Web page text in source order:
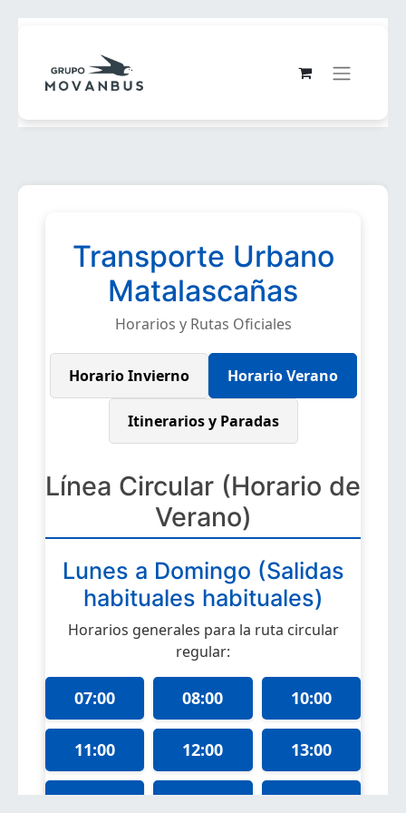
Transporte Urbano
Matalascañas
Horarios y Rutas Oficiales
Horario Invierno Horario Verano
Itinerarios y Paradas
Línea Circular (Horario de
Verano)
Lunes a Domingo (Salidas
habituales habituales)
Horarios generales para la ruta circular
regular:
07:00 08:00 10:00
11:00 12:00 13:00
14:00 17:00 18:00